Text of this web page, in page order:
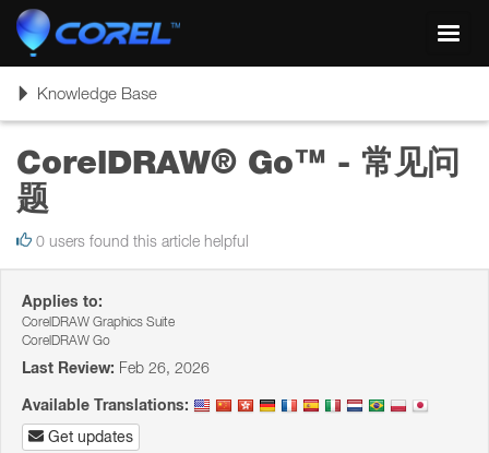
ToggleKnowledge Base
CorelDRAW® Go™ - 常见问
题
0 users found this article helpful
Applies to:
CorelDRAW Graphics Suite
CorelDRAW Go
Last Review: Feb 26, 2026
Available Translations:
Get updates